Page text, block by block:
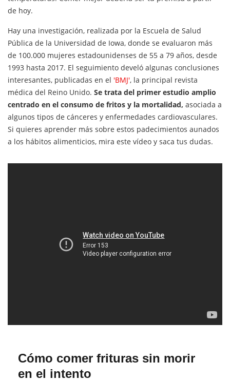
de hoy.
Hay una investigación, realizada por la Escuela de Salud
Pública de la Universidad de Iowa, donde se evaluaron más
de 100.000 mujeres estadounidenses de 55 a 79 años, desde
1993 hasta 2017. El seguimiento develó algunas conclusiones
interesantes, publicadas en el 'BMJ', la principal revista
médica del Reino Unido. Se trata del primer estudio amplio
centrado en el consumo de fritos y la mortalidad, asociada a
algunos tipos de cánceres y enfermedades cardiovasculares.
Si quieres aprender más sobre estos padecimientos aunados
a los hábitos alimenticios, mira este vídeo y saca tus dudas.
Cómo comer frituras sin morir
en el intento